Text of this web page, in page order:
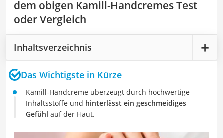
dem obigen Kamill-Handcremes Test
oder Vergleich
Inhaltsverzeichnis
Das Wichtigste in Kürze
Kamill-Handcreme überzeugt durch hochwertige
Inhaltsstoffe und hinterlässt ein geschmeidiges
Gefühl auf der Haut.